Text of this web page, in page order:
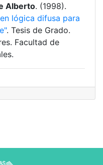
Alberto. (1998).
lógica difusa para
. Tesis de Grado.
Facultad de